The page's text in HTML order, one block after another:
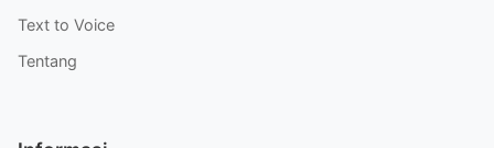
Text to Voice
Tentang